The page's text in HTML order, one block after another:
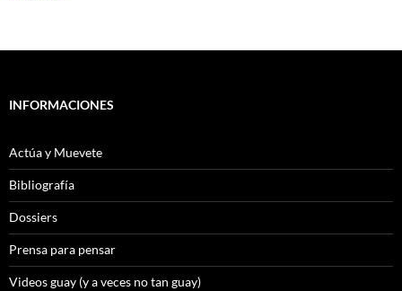
INFORMACIONES
Actúa y Muevete
Bibliografía
Dossiers
Prensa para pensar
Videos guay (y a veces no tan guay)